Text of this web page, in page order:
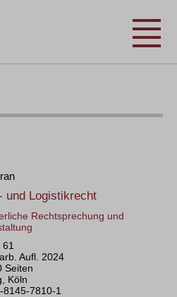
und Logistikrecht
Rechtsprechung und
Aufl. 2024
Seiten
Köln
8145-7810-1